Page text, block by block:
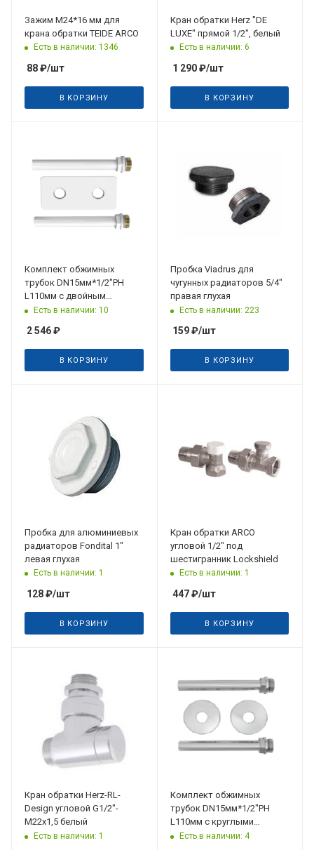
Зажим М24*16 мм для
крана обратки TEIDE ARCO
Есть в наличии: 1346
88₽/шт
В КОРЗИНУ
Кран обратки Herz "DE
LUXE" прямой 1/2", белый
Есть в наличии: 6
1 290₽/шт
В КОРЗИНУ
Комплект обжимных
трубок DN15мм*1/2"РН
L110мм с двойным
отражателем L100мм
Есть в наличии: 10
2 546₽
В КОРЗИНУ
Пробка Viadrus для
чугунных радиаторов 5/4"
правая глухая
Есть в наличии: 223
159₽/шт
В КОРЗИНУ
Пробка для алюминиевых
радиаторов Fondital 1"
левая глухая
Есть в наличии: 1
128₽/шт
В КОРЗИНУ
Кран обратки ARCO
угловой 1/2" под
шестигранник Lockshield
Есть в наличии: 1
447₽/шт
В КОРЗИНУ
Кран обратки Herz-RL-
Design угловой G1/2"-
M22x1,5 белый
Есть в наличии: 1
Комплект обжимных
трубок DN15мм*1/2"РН
L110мм с круглыми
отражателями D50мм
Есть в наличии: 4